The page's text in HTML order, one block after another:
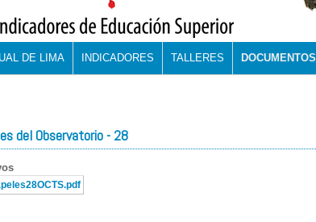
DE LIMA INDICADORES TALLERES DOCUMENTOS
del Observatorio - 28